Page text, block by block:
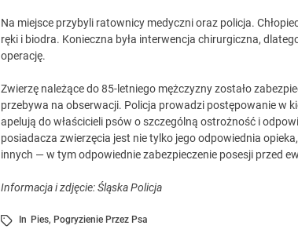
Na miejsce przybyli ratownicy medyczni oraz policja.
ręki i biodra. Konieczna była interwencja chirurgiczna,
operację.
Zwierzę należące do 85-letniego mężczyzny zostało
przebywa na obserwacji. Policja prowadzi postępowanie w
apelują do właścicieli psów o szczególną ostrożność i
posiadacza zwierzęcia jest nie tylko jego odpowiednia
innych — w tym odpowiednie zabezpieczenie posesji przed
Informacja i zdjęcie: Śląska Policja
In Pies, Pogryzienie Przez Psa